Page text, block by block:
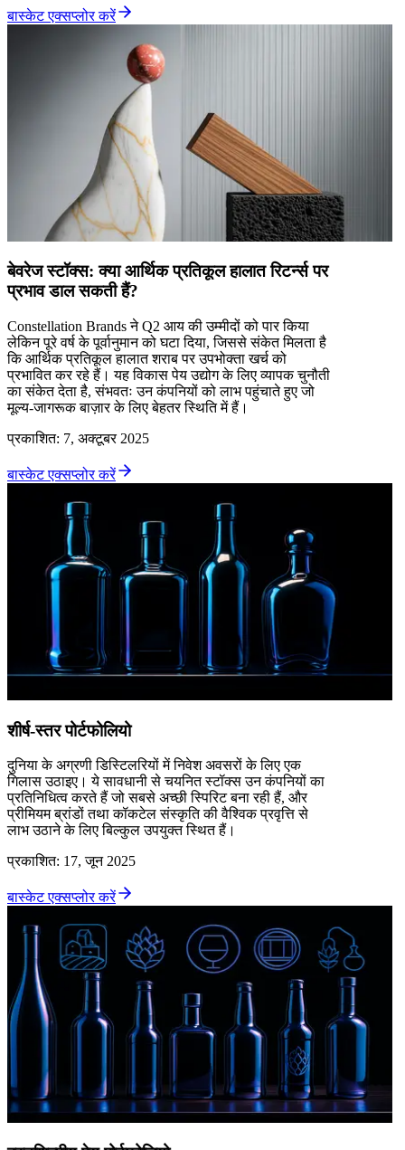
बास्केट एक्सप्लोर करें
बेवरेज स्टॉक्स: क्या आर्थिक प्रतिकूल हालात रिटर्न्स पर
प्रभाव डाल सकती हैं?
Constellation Brands ने Q2 आय की उम्मीदों को पार किया
लेकिन पूरे वर्ष के पूर्वानुमान को घटा दिया, जिससे संकेत मिलता है
कि आर्थिक प्रतिकूल हालात शराब पर उपभोक्ता खर्च को
प्रभावित कर रहे हैं। यह विकास पेय उद्योग के लिए व्यापक चुनौती
का संकेत देता है, संभवतः उन कंपनियों को लाभ पहुंचाते हुए जो
मूल्य-जागरूक बाज़ार के लिए बेहतर स्थिति में हैं।
प्रकाशित: 7, अक्टूबर 2025
बास्केट एक्सप्लोर करें
शीर्ष-स्तर पोर्टफोलियो
दुनिया के अग्रणी डिस्टिलरियों में निवेश अवसरों के लिए एक
गिलास उठाइए। ये सावधानी से चयनित स्टॉक्स उन कंपनियों का
प्रतिनिधित्व करते हैं जो सबसे अच्छी स्पिरिट बना रही हैं, और
प्रीमियम ब्रांडों तथा कॉकटेल संस्कृति की वैश्विक प्रवृत्ति से
लाभ उठाने के लिए बिल्कुल उपयुक्त स्थित हैं।
प्रकाशित: 17, जून 2025
बास्केट एक्सप्लोर करें